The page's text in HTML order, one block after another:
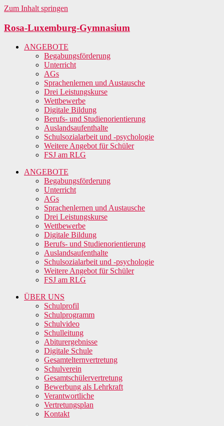
Zum Inhalt springen
Rosa-Luxemburg-Gymnasium
ANGEBOTE
Begabungsförderung
Unterricht
AGs
Sprachenlernen und Austausche
Drei Leistungskurse
Wettbewerbe
Digitale Bildung
Berufs- und Studienorientierung
Auslandsaufenthalte
Schulsozialarbeit und -psychologie
Weitere Angebot für Schüler
FSJ am RLG
ANGEBOTE
Begabungsförderung
Unterricht
AGs
Sprachenlernen und Austausche
Drei Leistungskurse
Wettbewerbe
Digitale Bildung
Berufs- und Studienorientierung
Auslandsaufenthalte
Schulsozialarbeit und -psychologie
Weitere Angebot für Schüler
FSJ am RLG
ÜBER UNS
Schulprofil
Schulprogramm
Schulvideo
Schulleitung
Abiturergebnisse
Digitale Schule
Gesamtelternvertretung
Schulverein
Gesamtschülervertretung
Bewerbung als Lehrkraft
Verantwortliche
Vertretungsplan
Kontakt